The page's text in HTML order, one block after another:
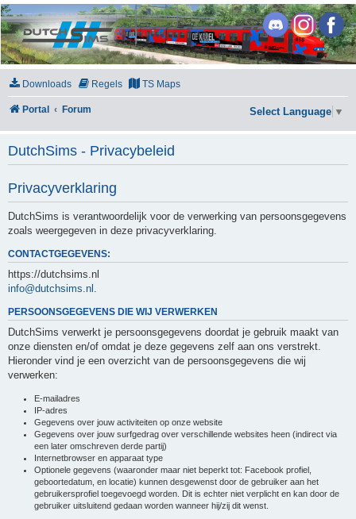
DutchSims
Downloads Regels TS Maps
Portal Forum Select Language ▼
DutchSims - Privacybeleid
Privacyverklaring
DutchSims is verantwoordelijk voor de verwerking van persoonsgegevens
zoals weergegeven in deze privacyverklaring.
CONTACTGEGEVENS:
https://dutchsims.nl
info@dutchsims.nl
PERSOONSGEGEVENS DIE WIJ VERWERKEN
DutchSims verwerkt je persoonsgegevens doordat je gebruik maakt van
onze diensten en/of omdat je deze gegevens zelf aan ons verstrekt.
Hieronder vind je een overzicht van de persoonsgegevens die wij
verwerken:
E-mailadres
IP-adres
Gegevens over jouw activiteiten op onze website
Gegevens over jouw surfgedrag over verschillende websites heen (indirect via
een later omschreven derde partij)
Internetbrowser en apparaat type
Optionele gegevens (waaronder maar niet beperkt tot: Facebook profiel,
geboortedatum, en locatie) kunnen desgewenst door de gebruiker aan het
gebruikersprofiel toegevoegd worden. Dit is echter niet verplicht en kan door de
gebruiker uitsluitend gedaan worden wanneer hij/zij dit wenst.